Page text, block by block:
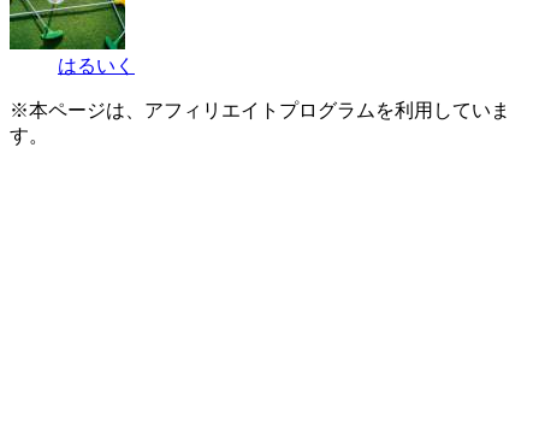
はるいく
※本ページは、アフィリエイトプログラムを利用していま
す。